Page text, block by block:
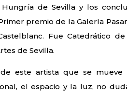
de Sevilla y los
premio de la Galería
Fue Catedrático
de Sevilla.
este artista que se
el espacio y la luz, no